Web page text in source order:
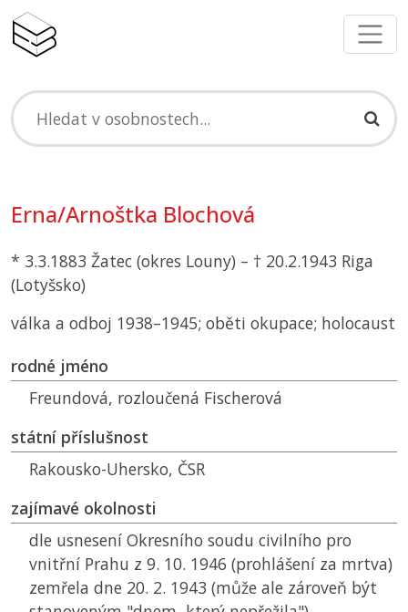
Erna/Arnoštka Blochová
* 3.3.1883 Žatec (okres Louny) – † 20.2.1943 Riga
(Lotyšsko)
válka a odboj 1938–1945; oběti okupace; holocaust
rodné jméno
Freundová, rozloučená Fischerová
státní příslušnost
Rakousko-Uhersko, ČSR
zajímavé okolnosti
dle usnesení Okresního soudu civilního pro
vnitřní Prahu z 9. 10. 1946 (prohlášení za mrtva)
zemřela dne 20. 2. 1943 (může ale zároveň být